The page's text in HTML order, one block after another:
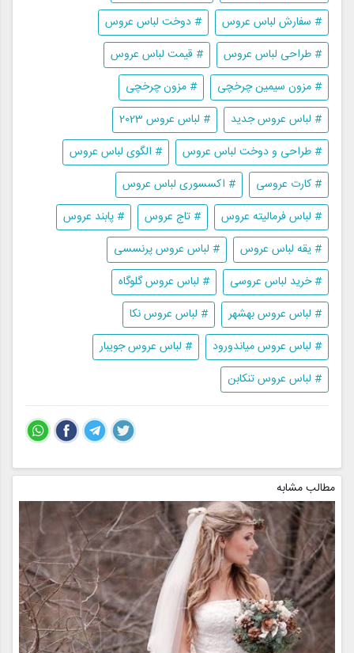
# سفارش لباس عروس
# دوخت لباس عروس
# طراحی لباس عروس
# قیمت لباس عروس
# مزون سیمین چرخچی
# مزون چرخچی
# لباس عروس جدید
# لباس عروس 2023
# طراحی و دوخت لباس عروس
# الگوی لباس عروس
# کارت عروسی
# اکسسوری لباس عروس
# لباس فرمالیته عروس
# تاج عروس
# پابند عروس
# یقه لباس عروس
# لباس عروس پرنسسی
# خرید لباس عروسی
# لباس عروس گلوگاه
# لباس عروس بهشهر
# لباس عروس نکا
# لباس عروس میاندورود
# لباس عروس جویبار
# لباس عروس تنکابن
مطالب مشابه